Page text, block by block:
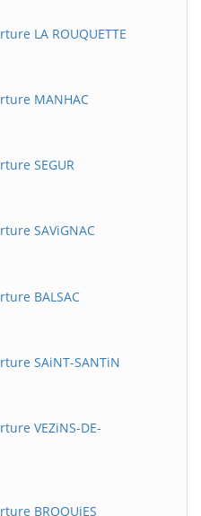
LA ROUQUETTE
MANHAC
SEGUR
SAViGNAC
BALSAC
SAiNT-SANTiN
VEZiNS-DE-
BROQUiES
BatiWebPro